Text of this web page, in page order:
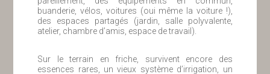
buanderie, vélos, voitures (oui même la voiture !),
des espaces partagés (jardin, salle polyvalente,
atelier, chambre d’amis, espace de travail).
Sur le terrain en friche, survivent encore des
essences rares, un vieux système d’irrigation, un